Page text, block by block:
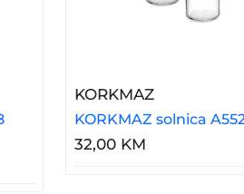
8 Previllage 12/72# K49
KORKMAZ–
KORKMAZ solnica
32,00 KM